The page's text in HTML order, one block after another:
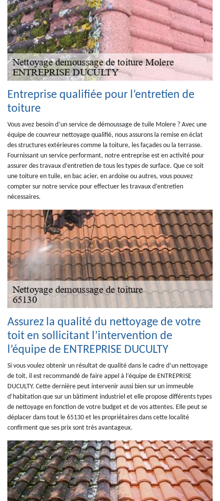
Entreprise qualifiée pour l’entretien de
toiture
Vous avez besoin d’un service de démoussage de tuile Molere ? Avec une
équipe de couvreur nettoyage qualifié, nous assurons la remise en éclat
des structures extérieures comme la toiture, les façades ou la terrasse.
Fournissant un service performant, notre entreprise est en activité pour
assurer des travaux d’entretien de tous les types de surface. Que ce soit
une toiture en tuile, en bac acier, en ardoise ou autres, vous pouvez
compter sur notre service pour effectuer les travaux d’entretien
nécessaires.
Assurez la qualité du nettoyage de votre
toit en sollicitant l’intervention de
l’équipe de ENTREPRISE DUCULTY
Si vous voulez obtenir un résultat de qualité dans le cadre d’un nettoyage
de toit, il est recommandé de faire appel à l’équipe de ENTREPRISE
DUCULTY. Cette dernière peut intervenir aussi bien sur un immeuble
d’habitation que sur un bâtiment industriel et elle propose différents types
de nettoyage en fonction de votre budget et de vos attentes. Elle peut se
déplacer dans tout le 65130 et les propriétaires dans cette localité
confirment que ses prix sont très avantageux.